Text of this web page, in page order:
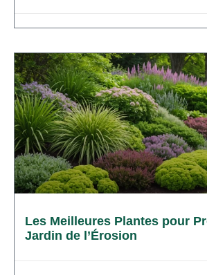
Les Meilleures Plantes pour
Jardin de l’Érosion